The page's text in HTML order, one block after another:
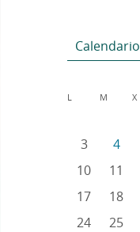
Calendario
L M X
3
4
10
11
17
18
24
25